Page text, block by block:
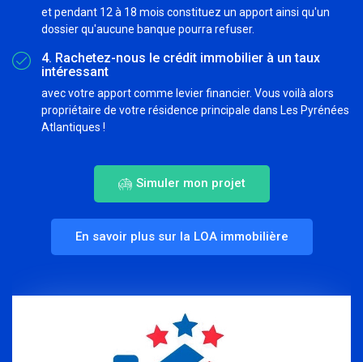
et pendant 12 à 18 mois constituez un apport ainsi qu'un
dossier qu'aucune banque pourra refuser.
4. Rachetez-nous le crédit immobilier à un taux
intéressant
avec votre apport comme levier financier. Vous voilà alors
propriétaire de votre résidence principale dans Les Pyrénées
Atlantiques !
Simuler mon projet
En savoir plus sur la LOA immobilière